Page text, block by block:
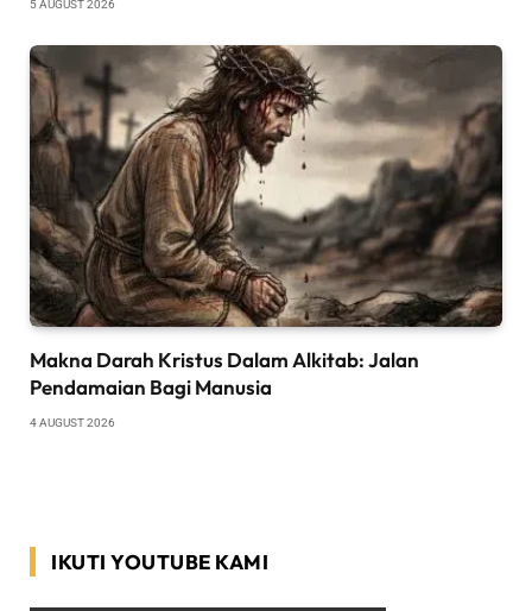
5 AUGUST 2026
Makna Darah Kristus Dalam Alkitab: Jalan
Pendamaian Bagi Manusia
4 AUGUST 2026
IKUTI YOUTUBE KAMI